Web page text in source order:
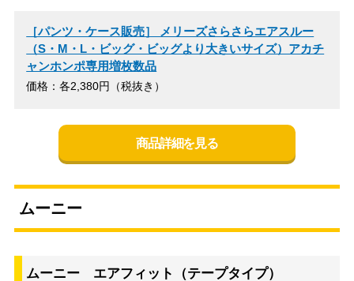
［パンツ・ケース販売］ メリーズさらさらエアスルー
（S・M・L・ビッグ・ビッグより大きいサイズ）アカチ
ャンホンポ専用増枚数品
価格：各2,380円（税抜き）
商品詳細を見る
ムーニー
ムーニー エアフィット（テープタイプ）